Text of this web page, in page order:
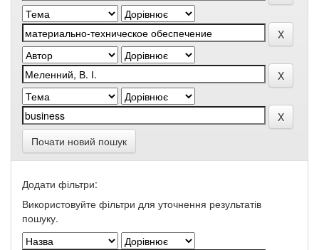
Почати новий пошук
Додати фільтри:
Використовуйте фільтри для уточнення результатів
пошуку.